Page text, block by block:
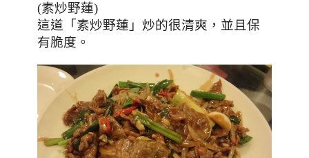
(素炒野蓮)
這道
「素炒野蓮」炒的很清爽 ，並且保
有脆度 。